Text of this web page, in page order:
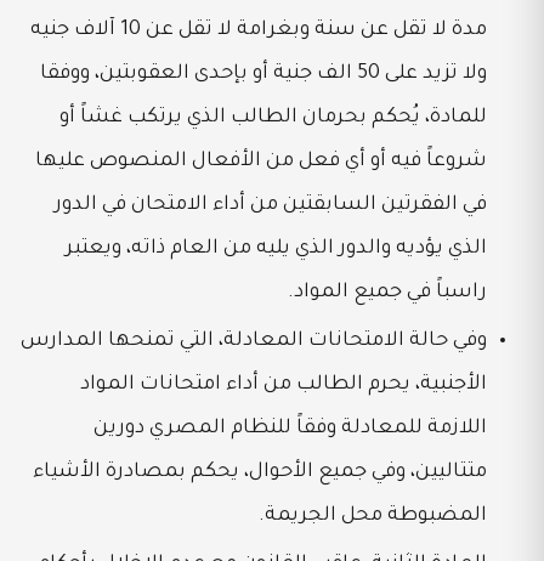
مدة لا تقل عن سنة وبغرامة لا تقل عن 10 آلاف جنيه
ولا تزيد على 50 الف جنية أو بإحدى العقوبتين، ووفقا
للمادة، يُحكم بحرمان الطالب الذي يرتكب غشاً أو
شروعاً فيه أو أي فعل من الأفعال المنصوص عليها
في الفقرتين السابقتين من أداء الامتحان في الدور
الذي يؤديه والدور الذي يليه من العام ذاته، ويعتبر
راسباً في جميع المواد.
وفي حالة الامتحانات المعادلة، التي تمنحها المدارس
الأجنبية، يحرم الطالب من أداء امتحانات المواد
اللازمة للمعادلة وفقاً للنظام المصري دورين
متتاليين، وفي جميع الأحوال، يحكم بمصادرة الأشياء
المضبوطة محل الجريمة.